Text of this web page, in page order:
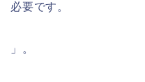
必要です。
」。